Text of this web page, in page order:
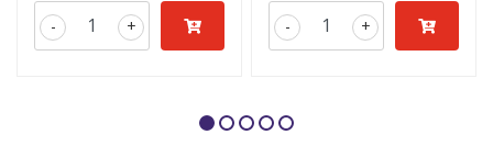
+
- +
-